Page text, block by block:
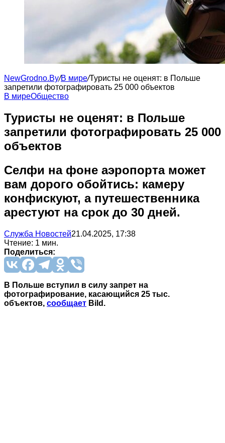
NewGrodno.By/В мире/Туристы не оценят: в Польше
запретили фотографировать 25 000 объектов
В миреОбщество
Туристы не оценят: в Польше
запретили фотографировать 25 000
объектов
Селфи на фоне аэропорта может
вам дорого обойтись: камеру
конфискуют, а путешественника
арестуют на срок до 30 дней.
Служба Новостей21.04.2025, 17:38
Чтение: 1 мин.
Поделиться:
В Польше вступил в силу запрет на
фотографирование, касающийся 25 тыс.
объектов, сообщает Bild.